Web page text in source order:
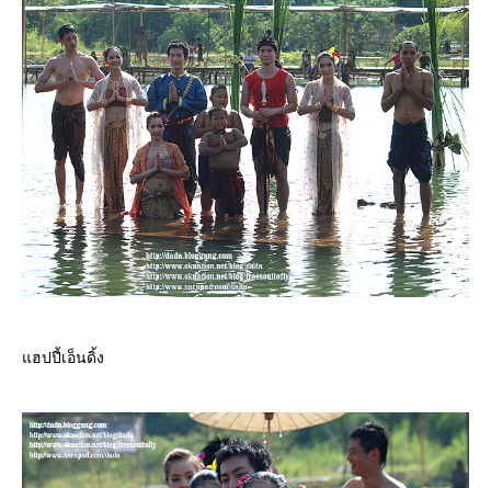
ฮปปี้เอ็นดิ้ง